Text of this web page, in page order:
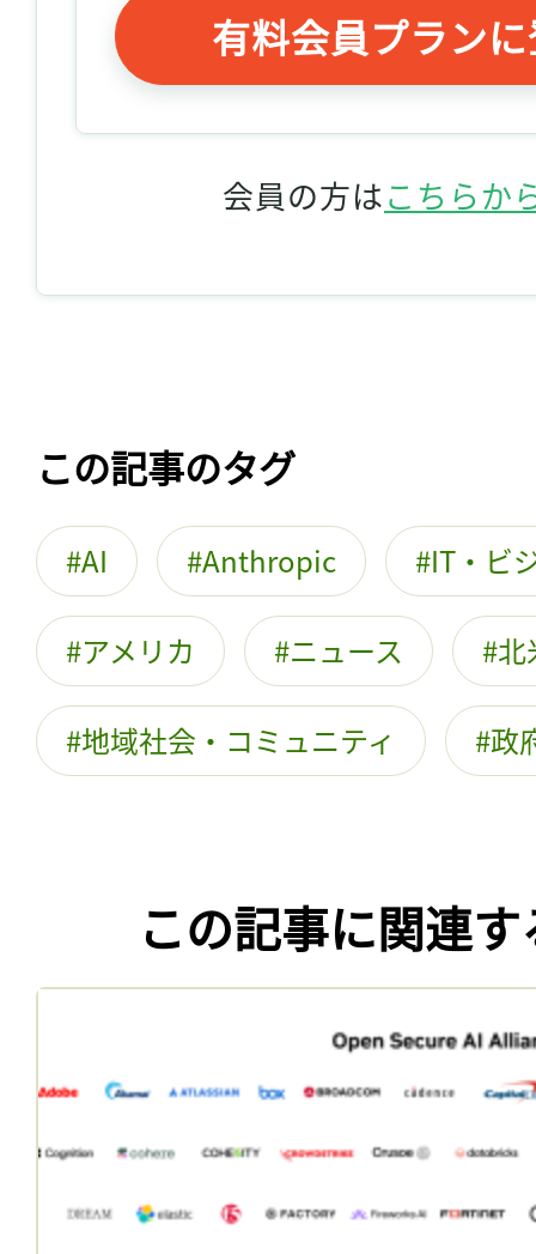
有料会員プラン
会員の方はこちらか
この記事のタグ
AI Anthropic IT・ビ
アメリカ ニュース 北
地域社会・コミュニティ 政
この記事に関連